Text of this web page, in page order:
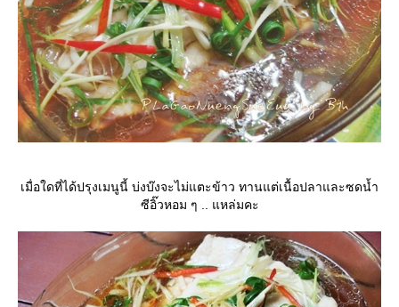
เมื่อใดที่ได้ปรุงเมนูนี้ บ่งบ๊งจะไม่แตะข้าว ทานแต่เนื้อปลาและซดน้ำ
ซีอิ๊วหอม ๆ .. แหล่มคะ